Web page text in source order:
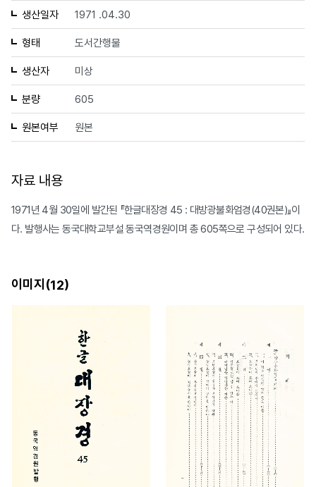
생산일자 1971 .04.30
형태 도서간행물
생산자 미상
분량 605
원본여부 원본
자료 내용
1971년 4월 30일에 발간된 『한글대장경 45 : 대방광불화엄경(40권본)』이
다. 발행사는 동국대학교부설 동국역경원이며 총 605쪽으로 구성되어 있다.
이미지(12)